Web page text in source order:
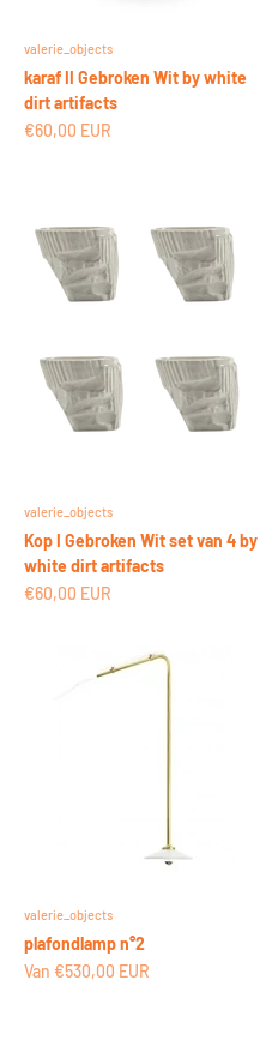
valerie_objects
karaf II Gebroken Wit by white
dirt artifacts
Aanbiedingsprijs
€60,00 EUR
valerie_objects
Kop I Gebroken Wit set van 4 by
white dirt artifacts
Aanbiedingsprijs
€60,00 EUR
valerie_objects
plafondlamp n°2
Aanbiedingsprijs
Van €530,00 EUR